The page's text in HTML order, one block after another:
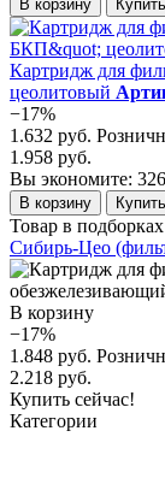
В корзину
Картридж для
цеолитовый
−17%
1.632 руб.
1.958 руб.
Вы экономите:
В корзину
Товар в подборках
Сибирь-Цео
В корзину
−17%
1.848 руб.
2.218 руб.
Купить сейчас!
Категории